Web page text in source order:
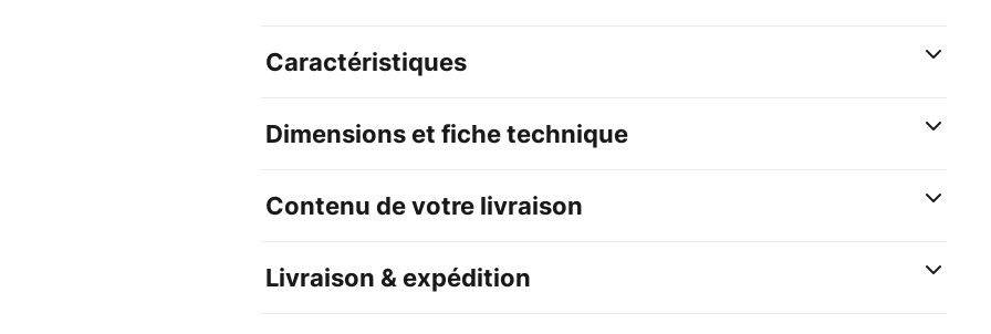
Caractéristiques
Dimensions et fiche technique
Contenu de votre livraison
Livraison & expédition